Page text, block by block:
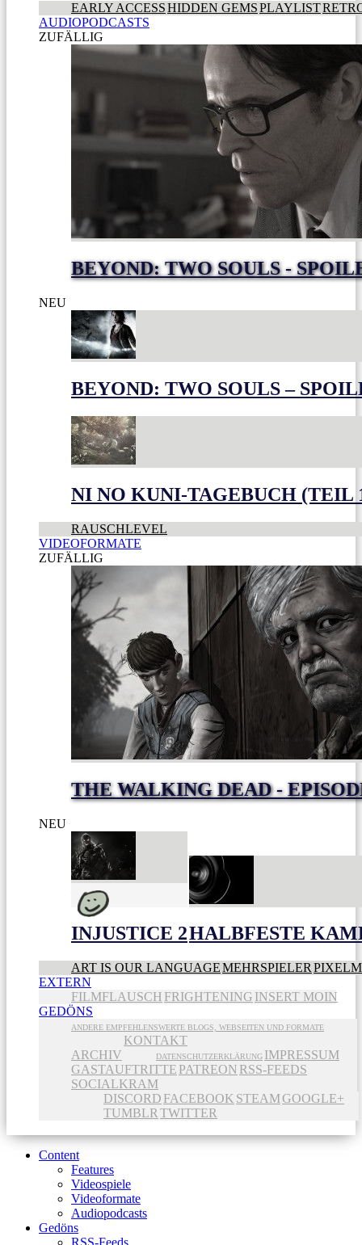
EARLY ACCESSHIDDEN GEMSPLAYLIST
AUDIOPODCASTS
ZUFÄLLIG
BEYOND: TWO SOULS -
NEU
BEYOND: TWO SOULS –
NI NO KUNI-TAGEBUCH (TEIL
RAUSCHLEVEL
VIDEOFORMATE
ZUFÄLLIG
THE WALKING DEAD -
NEU
INJUSTICE 2HALBFESTE
ART IS OUR LANGUAGEMEHRSPIELER
EXTERN
FILMFLAUSCH FRIGHTENING INSERT MOIN
GEDÖNS
ANDERE EMPFEHLENSWERTE BLOGS, WEBSEITEN UND FORMATE
ARCHIV
KONTAKT
DATENSCHUTZERKLÄRUNG IMPRESSUM
GASTAUFTRITTE PATREON RSS-FEEDS
SOCIALKRAM
DISCORD FACEBOOK STEAMGOOGLE+
TUMBLR TWITTER
Content
Features
Videospiele
Videoformate
Audiopodcasts
Gedöns